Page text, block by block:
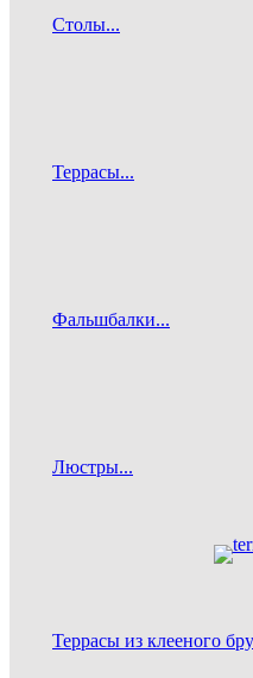
Столы...
Террасы...
Фальшбалки...
Люстры...
Террасы из клееного